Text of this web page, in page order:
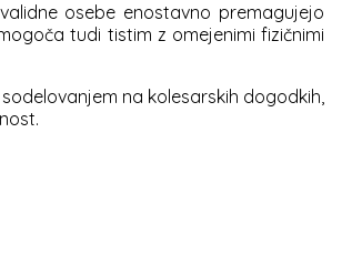
osebe enostavno premagujejo
tudi tistim z omejenimi fizičnimi
na kolesarskih dogodkih,